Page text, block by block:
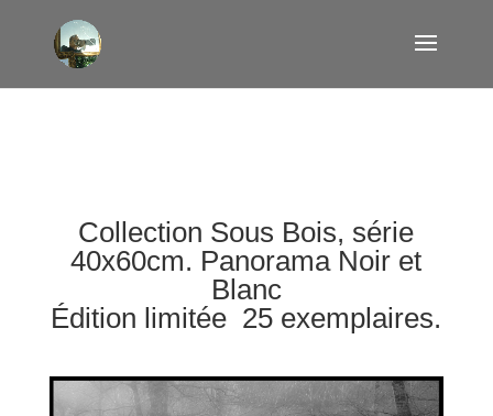
Collection Sous Bois, série
40x60cm. Panorama Noir et
Blanc
Édition limitée 25 exemplaires.